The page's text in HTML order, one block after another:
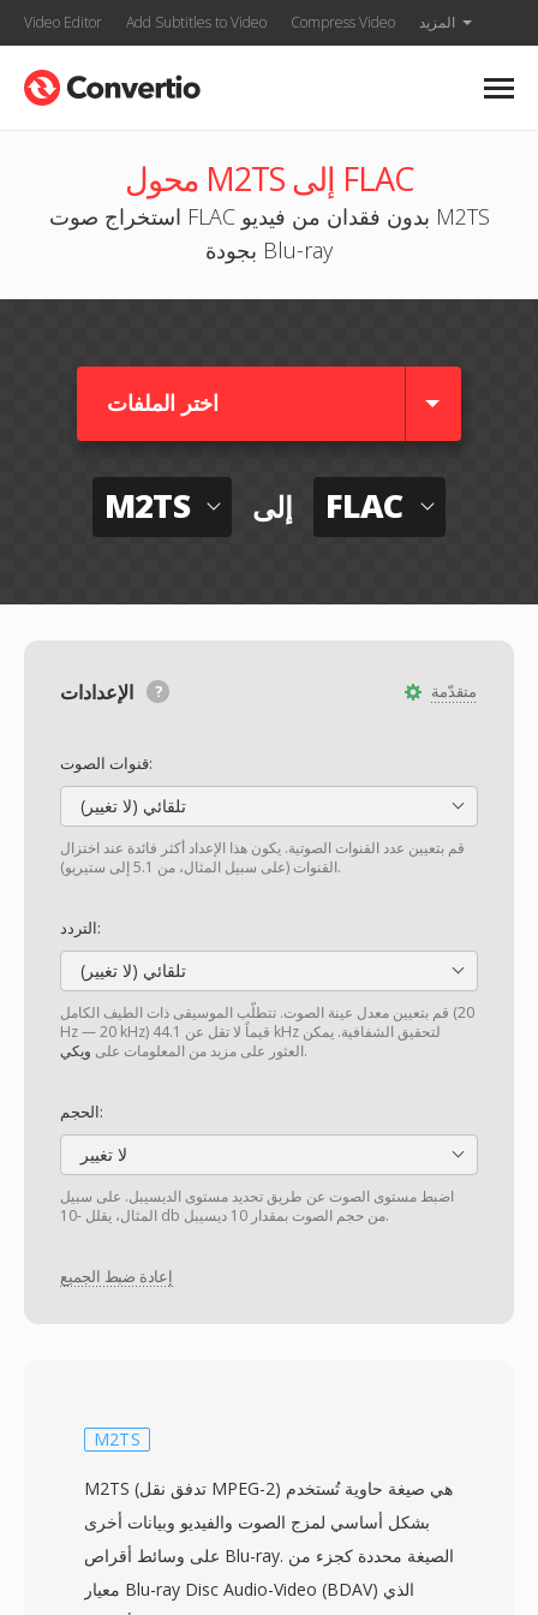
Video Editor Add Subtitles to Video Compress Video المزيد
محول M2TS إلى FLAC
استخراج صوت FLAC بدون فقدان من فيديو M2TS
بجودة Blu-ray
اختر الملفات
M2TS إلى FLAC
متقدّمة
قنوات الصوت:
تلقائي (لا تغيير)
قم بتعيين عدد القنوات الصوتية. يكون هذا الإعداد أكثر فائدة عند اختزال
القنوات (على سبيل المثال، من 5.1 إلى ستيريو).
التردد:
تلقائي (لا تغيير)
قم بتعيين معدل عينة الصوت. تتطلّب الموسيقى ذات الطيف الكامل (20
Hz — 20 kHz) قيماً لا تقل عن 44.1 kHz لتحقيق الشفافية. يمكن
العثور على مزيد من المعلومات على ويكي .
الحجم:
لا تغيير
اضبط مستوى الصوت عن طريق تحديد مستوى الديسيبل. على سبيل
المثال، يقلل -10 db من حجم الصوت بمقدار 10 ديسيبل.
إعادة ضبط الجميع
M2TS
M2TS (تدفق نقل MPEG-2) هي صيغة حاوية تُستخدم
بشكل أساسي لمزج الصوت والفيديو وبيانات أخرى
على وسائط أقراص Blu-ray. الصيغة محددة كجزء من
معيار Blu-ray Disc Audio-Video (BDAV) الذي